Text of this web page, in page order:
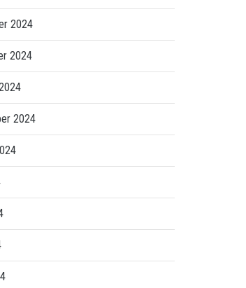
2024
2024
2024